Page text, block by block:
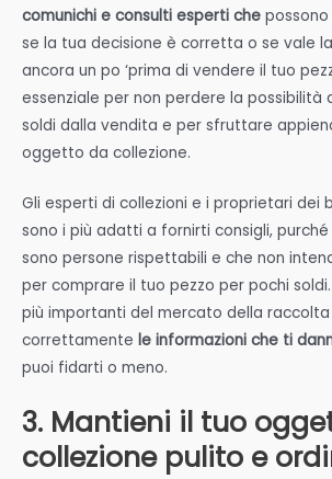
comunichi e consulti esperti che
se la tua decisione è corretta o se vale
ancora un po ‘prima di vendere il tuo
essenziale per non perdere la possibilità
soldi dalla vendita e per sfruttare
oggetto da collezione.
Gli esperti di collezioni e i proprietari dei
sono i più adatti a fornirti consigli,
sono persone rispettabili e che non
per comprare il tuo pezzo per pochi
più importanti del mercato della raccolta
correttamente le informazioni che ti
puoi fidarti o meno.
3. Mantieni il tuo
collezione pulito e